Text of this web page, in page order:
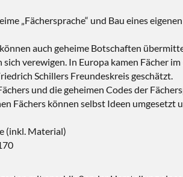
„Fächersprache“ und Bau eines eigenen
auch geheime Botschaften
verewigen. In Europa kamen Fächer im
Schillers Freundeskreis geschätzt.
und die geheimen Codes der
Fächers können selbst Ideen umgesetzt
(inkl. Material)